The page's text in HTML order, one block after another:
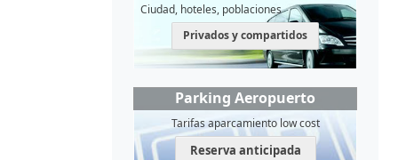
Ciudad, hoteles, poblaciones
Privados y compartidos
Parking Aeropuerto
Tarifas aparcamiento low cost
Reserva anticipada